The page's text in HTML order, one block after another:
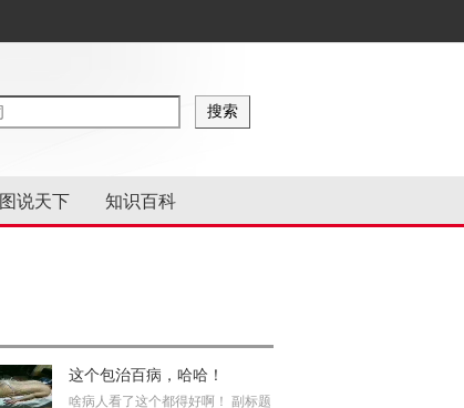
图说天下 知识百科
这个包治百病，哈哈！
啥病人看了这个都得好啊！ 副标题